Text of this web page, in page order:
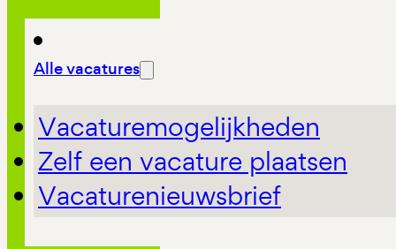
Alle vacatures
Vacaturemogelijkheden
Zelf een vacature plaatsen
Vacaturenieuwsbrief